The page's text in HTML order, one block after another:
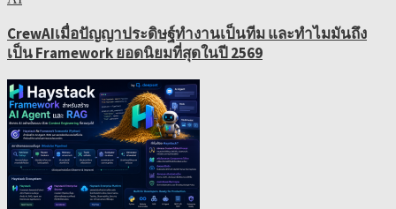
CrewAIเมื่อปัญญาประดิษฐ์ทำงานเป็นทีม และทำไมมันถึง
เป็น Framework ยอดนิยมที่สุดในปี 2569